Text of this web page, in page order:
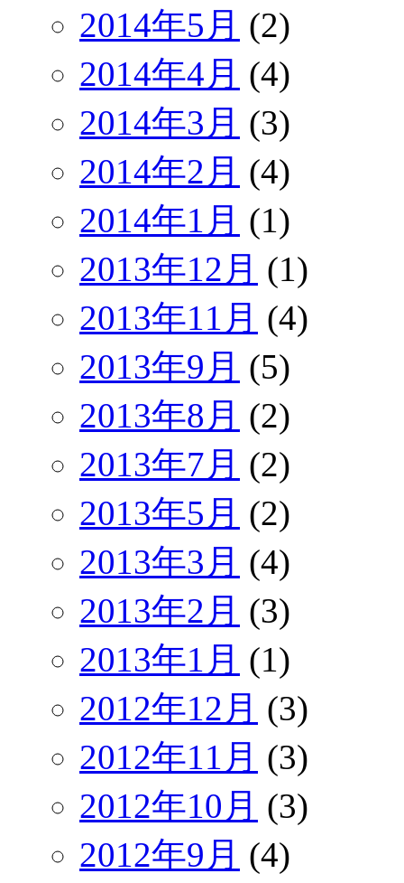
2014年5月 (2)
2014年4月 (4)
2014年3月 (3)
2014年2月 (4)
2014年1月 (1)
2013年12月 (1)
2013年11月 (4)
2013年9月 (5)
2013年8月 (2)
2013年7月 (2)
2013年5月 (2)
2013年3月 (4)
2013年2月 (3)
2013年1月 (1)
2012年12月 (3)
2012年11月 (3)
2012年10月 (3)
2012年9月 (4)